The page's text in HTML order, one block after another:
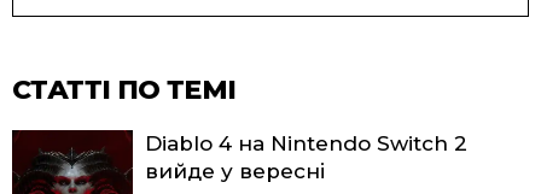
СТАТТІ ПО ТЕМІ
Diablo 4 на Nintendo Switch 2
вийде у вересні